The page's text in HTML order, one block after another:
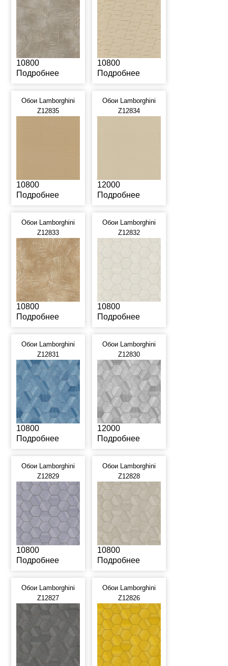
10800
Подробнее
10800
Подробнее
Обои Lamborghini
Z12835
10800
Подробнее
Обои Lamborghini
Z12834
12000
Подробнее
Обои Lamborghini
Z12833
10800
Подробнее
Обои Lamborghini
Z12832
10800
Подробнее
Обои Lamborghini
Z12831
10800
Подробнее
Обои Lamborghini
Z12830
12000
Подробнее
Обои Lamborghini
Z12829
10800
Подробнее
Обои Lamborghini
Z12828
10800
Подробнее
Обои Lamborghini
Z12827
Обои Lamborghini
Z12826